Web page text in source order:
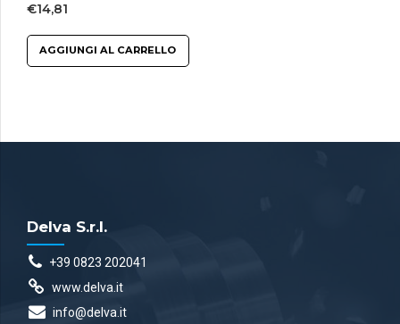
€14,81
AGGIUNGI AL CARRELLO
Delva S.r.l.
+39 0823 202041
www.delva.it
info@delva.it